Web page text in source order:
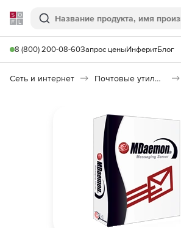
Softline
Поиск
8 (800) 200-08-60Запрос ценыИнферитБлог
Сеть и интернет Почтовые утилиты